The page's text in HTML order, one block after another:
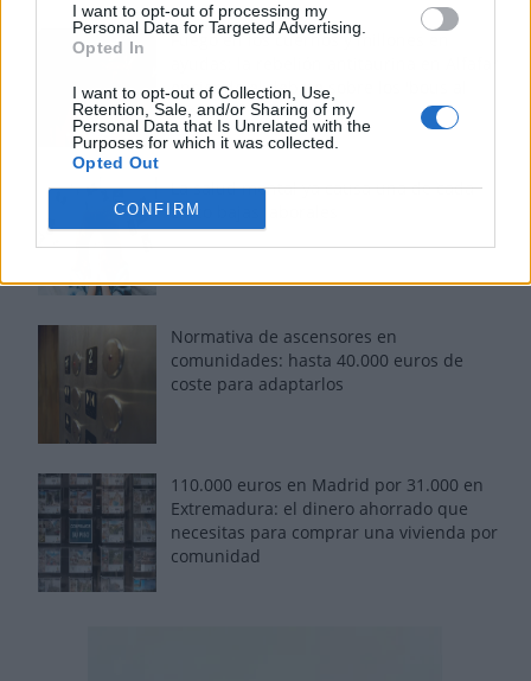
I want to opt-out of processing my
Personal Data for Targeted Advertising.
Opted In
I want to opt-out of Collection, Use,
Retention, Sale, and/or Sharing of my
Personal Data that Is Unrelated with the
Purposes for which it was collected.
Opted Out
CONFIRM
Fuego en los cuernos y millones en
enciende el debate sobre los 'bous al
carrer'
La salud mental ya causa una de cada
cinco bajas laborales
Normativa de ascensores en
comunidades: hasta 40.000 euros de
coste para adaptarlos
110.000 euros en Madrid por 31.000 en
Extremadura: el dinero ahorrado que
necesitas para comprar una vivienda por
comunidad